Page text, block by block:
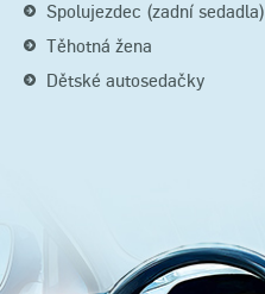
Spolujezdec (zadní sedadla)
Těhotná žena
Dětské autosedačky